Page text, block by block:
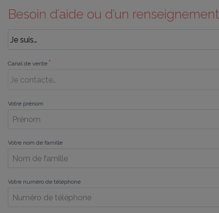
Besoin d’aide ou d’un
Canal de vente *
Votre prénom
Votre nom de famille
Votre numéro de téléphone